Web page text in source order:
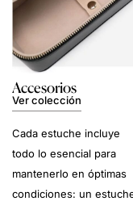
Accesorios
Ver colección
Cada estuche incluye
todo lo esencial para
mantenerlo en óptimas
condiciones: un